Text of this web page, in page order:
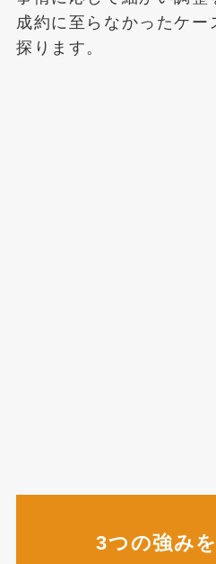
成約に至らなかったケー
探ります。
3つの強み